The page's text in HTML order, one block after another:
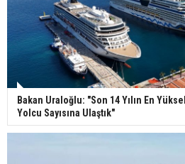
Bakan Uraloğlu: "Son 14 Yılın En
Yolcu Sayısına Ulaştık"